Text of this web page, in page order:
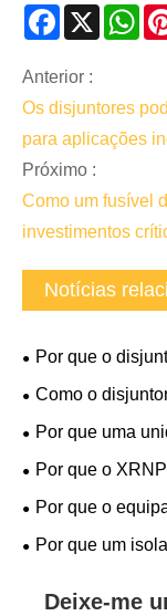
Facebook
X
Anterior :
Os disjuntores
para aplicações
Próximo :
Como um fusível
investimentos
Notícias
Por que o
escolha
Como o
(SF₆) CA de alta
Por que uma
de 24kV está se
Por que o
alta tensão
Por que o
totalmente
Por que um
Deixe-me